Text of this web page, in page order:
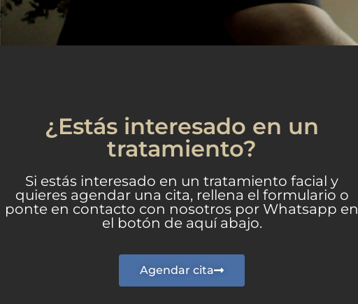
¿Estás interesado en un
tratamiento?
Si estás interesado en un tratamiento facial y
quieres agendar una cita, rellena el formulario o
ponte en contacto con nosotros por Whatsapp en
el botón de aquí abajo.
Agendar cita